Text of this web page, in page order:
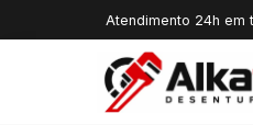
Atendimento 24h